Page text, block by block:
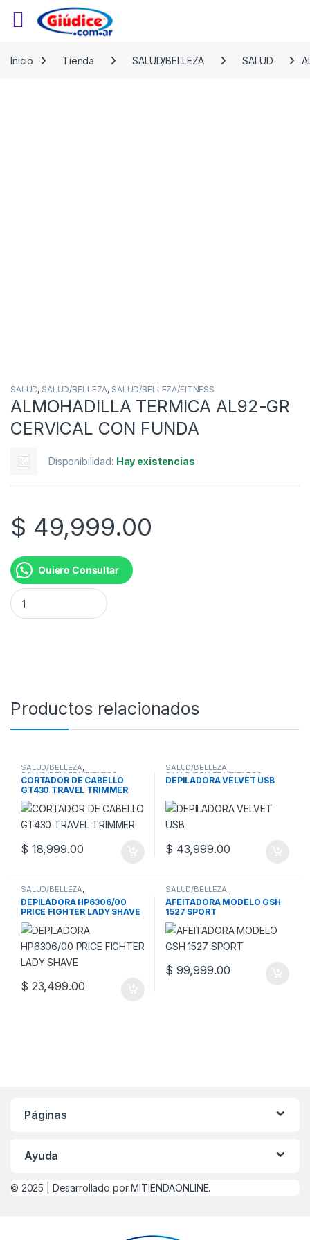
Inicio
Tienda SALUD/BELLEZA SALUD
SALUD, SALUD/BELLEZA, SALUD/BELLEZA/FITNESS
ALMOHADILLA TERMICA AL92-GR
CERVICAL CON FUNDA
Disponibilidad: Hay existencias
$ 49,999.00
Quiero Consultar
ALMOHADILLA TERMICA AL92-GR CERVICAL CON FUNDA
Productos relacionados
SALUD/BELLEZA,
SALUD/BELLEZA/FITNESS ,
CORTADORAS DE PELO
CORTADOR DE CABELLO
GT430 TRAVEL TRIMMER
$ 18,999.00
SALUD/BELLEZA,
SALUD/BELLEZA/FITNESS,
DEPILADORAS
DEPILADORA VELVET USB
$ 43,999.00
SALUD/BELLEZA,
SALUD/BELLEZA/FITNESS,
DEPILADORAS
DEPILADORA HP6306/00
PRICE FIGHTER LADY SHAVE
$ 23,499.00
SALUD/BELLEZA,
SALUD/BELLEZA/FITNESS ,
AFEITADORAS
AFEITADORA MODELO GSH
1527 SPORT
$ 99,999.00
Páginas
Ayuda
© 2025 | Desarrollado por MITIENDAONLINE.